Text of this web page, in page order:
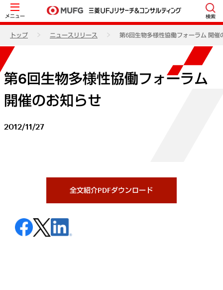
メニュー 検索
トップ ニュースリリース 第6回生物多様性協働フォーラム 開催
第6回生物多様性協働フォーラム
開催のお知らせ
2012/11/27
全文紹介PDFダウンロード